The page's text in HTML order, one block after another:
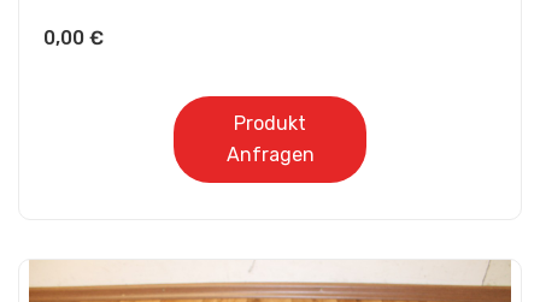
0,00 €
Produkt
Anfragen